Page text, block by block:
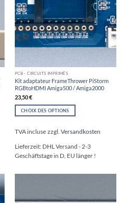
du
produit
PCB - CIRCUITS IMPRIMÉS
Kit adaptateur FrameThrower PiStorm
RGBtoHDMI Amiga500 / Amiga2000
23,50€
CHOIX DES OPTIONS
produit
plusieurs
variations.
options
choisies
TVA incluse zzgl. Versandkosten
Lieferzeit: DHL Versand - 2-3
Geschäftstage in D, EU länger !